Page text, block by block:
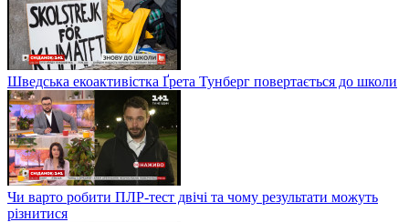
Шведська екоактивістка Ґрета Тунберг повертається до школи
Чи варто робити ПЛР-тест двічі та чому результати можуть
різнитися